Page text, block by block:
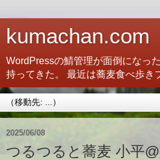
kumachan.com
WordPressの鯖管理が面倒になっ
持ってきた。 最近は蕎麦食べ歩き
2025/06/08
つるつると蕎麦 小平